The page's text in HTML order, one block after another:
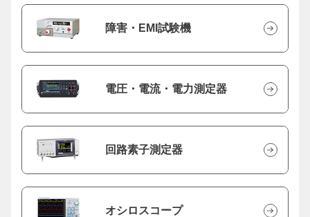
障害・EMI試験機
電圧・電流・電力測定器
回路素子測定器
オシロスコープ